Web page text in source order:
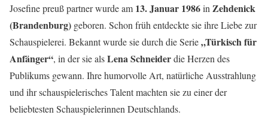
Josefine preuß partner wurde am 13. Januar 1986in Zehdenick
(Brandenburg) geboren. Schon früh entdeckte sie ihre Liebe zur
Schauspielerei. Bekannt wurde sie durch die Serie„Türkisch für
Anfänger“, in der sie alsLena Schneiderdie Herzen des
Publikums gewann. Ihre humorvolle Art, natürliche Ausstrahlung
und ihr schauspielerisches Talent machten sie zu einer der
beliebtesten Schauspielerinnen Deutschlands.